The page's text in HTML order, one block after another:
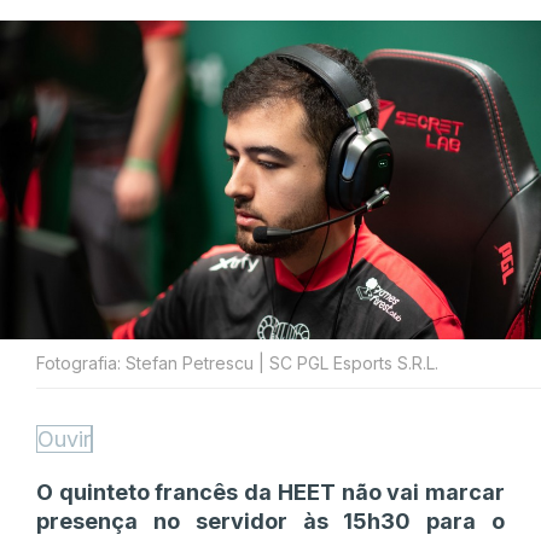
Fotografia: Stefan Petrescu | SC PGL Esports S.R.L.
Ouvir
O quinteto francês da HEET não vai marcar
presença no servidor às 15h30 para o